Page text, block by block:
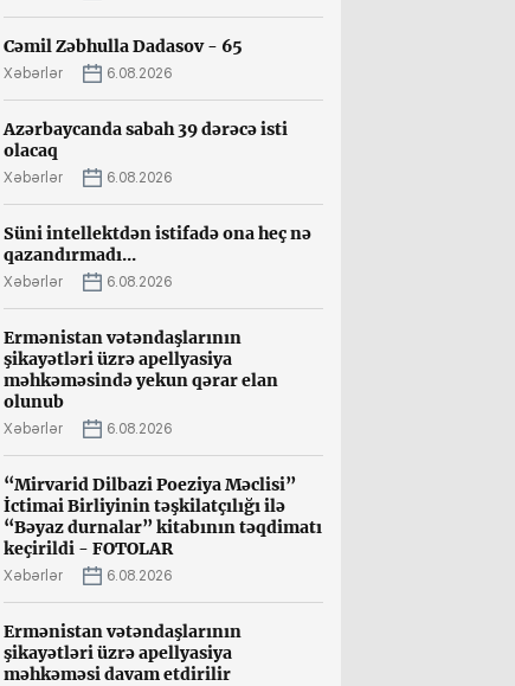
Cəmil Zəbhulla Dadasov - 65
Xəbərlər 6.08.2026
Azərbaycanda sabah 39 dərəcə isti
olacaq
Xəbərlər 6.08.2026
Süni intellektdən istifadə ona heç nə
qazandırmadı...
Xəbərlər 6.08.2026
Ermənistan vətəndaşlarının
şikayətləri üzrə apellyasiya
məhkəməsində yekun qərar elan
olunub
Xəbərlər 6.08.2026
“Mirvarid Dilbazi Poeziya Məclisi”
İctimai Birliyinin təşkilatçılığı ilə
“Bəyaz durnalar” kitabının təqdimatı
keçirildi - FOTOLAR
Xəbərlər 6.08.2026
Ermənistan vətəndaşlarının
şikayətləri üzrə apellyasiya
məhkəməsi davam etdirilir